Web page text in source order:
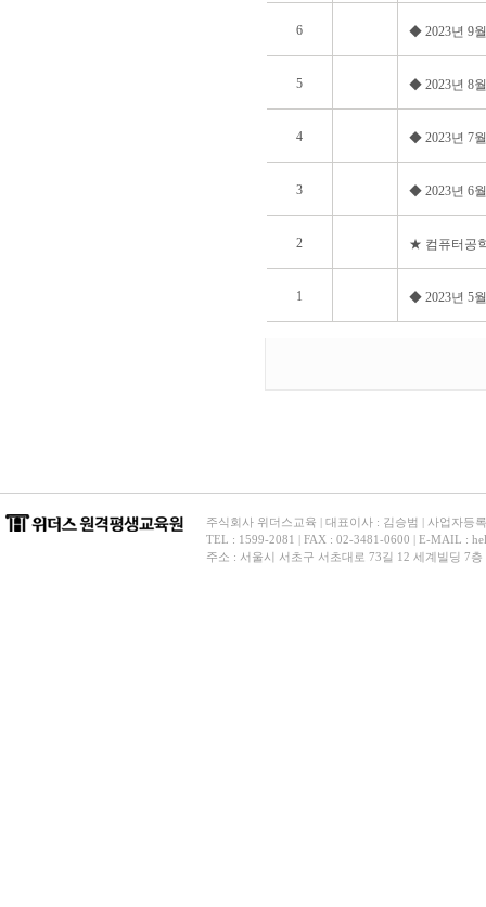
6 ◆ 2023년 9
5 ◆ 2023년 8
4 ◆ 2023년 7
3 ◆ 2023년 6
2 ★ 컴퓨터공
1 ◆ 2023년 5
주식회사 위더스교육 | 대표이사 : 김승범 | 사업자등
TEL : 1599-2081 | FAX : 02-3481-0600 | E-MAIL :
주소 : 서울시 서초구 서초대로 73길 12 세계빌딩 7층